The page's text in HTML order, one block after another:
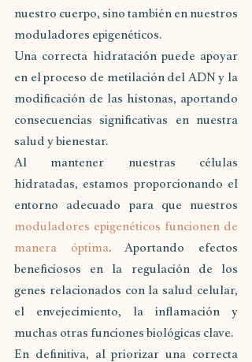
nuestro cuerpo, sino también en nuestros
moduladores epigenéticos.
Una correcta hidratación puede apoyar
en el proceso de metilación del ADN y la
modificación de las histonas, aportando
consecuencias significativas en nuestra
salud y bienestar.
Al mantener nuestras células
hidratadas, estamos proporcionando el
moduladores epigenéticos funcionen de
manera óptima. Aportando efectos
beneficiosos en la regulación de los
genes relacionados con la salud celular,
el envejecimiento, la inflamación y
muchas otras funciones biológicas clave.
En definitiva, al priorizar una correcta